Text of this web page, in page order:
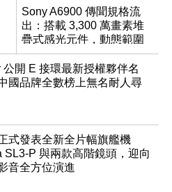
Sony A6900 傳聞規格流
出：搭載 3,300 萬畫素堆
疊式感光元件，動態範圍
超過 15 級
公開 E 接環最新授權夥伴名
國品牌全數榜上無名耐人尋
式發表全新全片幅旗艦機
SL3-P 與兩款高階鏡頭，迎向
音全方位演進